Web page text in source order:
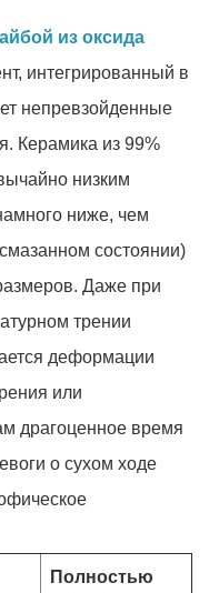
из оксида
интегрированный в
непревзойденные
Керамика из 99%
низким
ниже, чем
состоянии)
Даже при
трении
деформации
или
драгоценное время
о сухом ходе
Полностью